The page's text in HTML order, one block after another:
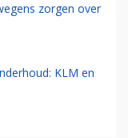
zorgen over
KLM en